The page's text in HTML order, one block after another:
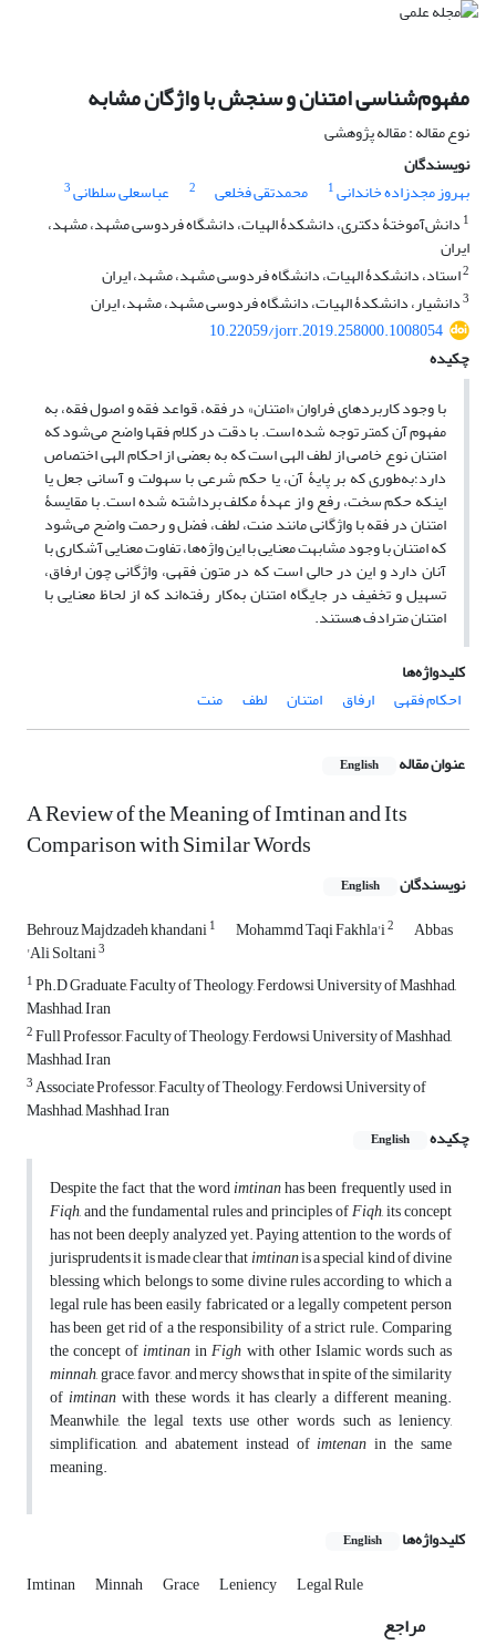
مفهوم‌شناسی امتنان و سنجش با واژگان مشابه
نوع مقاله : مقاله پژوهشی
نویسندگان
بهروز مجدزاده خاندانی1 محمدتقی فخلعی 2 عباسعلی سلطانی3
1 دانش‌آموختۀ دکتری، دانشکدۀ الهیات، دانشگاه فردوسی مشهد، مشهد،
ایران
2استاد، دانشکدۀ الهیات، دانشگاه فردوسی مشهد، مشهد، ایران
3دانشیار، دانشکدۀ الهیات، دانشگاه فردوسی مشهد، مشهد، ایران
10.22059/jorr.2019.258000.1008054
چکیده
با وجود کاربردهای فراوان «امتنان» در فقه، قواعد فقه و اصول فقه، به
مفهوم آن کمتر توجه شده است. با دقت در کلام فقها واضح می‌شود که
امتنان نوع خاصی از لطف الهی است که به بعضی از احکام الهی اختصاص
دارد؛به‌طوری که بر پایۀ آن، یا حکم شرعی با سهولت و آسانی جعل یا
اینکه حکم سخت، رفع و از عهدۀ مکلف برداشته شده است. با مقایسۀ
امتنان در فقه با واژگانی مانند منت، لطف، فضل و رحمت واضح می‌شود
که امتنان با وجود مشابهت معنایی با این واژ‌ه‌ها، تفاوت معنایی آشکاری با
آنان دارد و این در حالی است که در متون فقهی، واژگانی چون ارفاق،
تسهیل و تخفیف در جایگاه امتنان به‌کار رفته‌اند که از لحاظ معنایی با
امتنان مترادف هستند.
کلیدواژه‌ها
احکام فقهی
ارفاق امتنان لطف منت
عنوان مقاله English
A Review of the Meaning of Imtinan and Its
Comparison with Similar Words
نویسندگان English
Behrouz Majdzadeh khandani1 Mohammd Taqi Fakhla'i2 Abbas
'Ali Soltani3
1Ph.D Graduate, Faculty of Theology, Ferdowsi University of Mashhad,
Mashhad, Iran
2Full Professor, Faculty of Theology, Ferdowsi University of Mashhad,
Mashhad, Iran
3Associate Professor, Faculty of Theology, Ferdowsi University of
Mashhad, Mashhad, Iran
چکیده
English
Despite the fact that the wordimtinanhas been frequently used in
Fiqh, and the fundamental rules and principles ofFiqh, its concept
has not been deeply analyzed yet. Paying attention to the words of
jurisprudents it is made clear thatimtinanis a special kind of divine
blessing which belongs to some divine rules according to which a
legal rule has been easily fabricated or a legally competent person
has been get rid of a the responsibility of a strict rule. Comparing
the concept ofimtinaninFighwith other Islamic words such as
minnah, grace, favor, and mercy shows that in spite of the similarity
ofimtinanwith these words, it has clearly a different meaning.
Meanwhile, the legal texts use other words such as leniency,
simplification, and abatement instead ofimtenan in the same
meaning.
کلیدواژه‌ها English
Imtinan Minnah Grace Leniency Legal Rule
مراجع